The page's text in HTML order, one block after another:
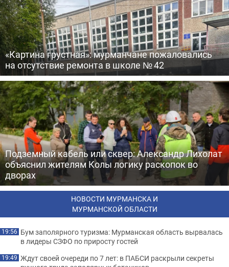
«Картина грустная»: мурманчане пожаловались
на отсутствие ремонта в школе № 42
Подземный кабель или сквер: Александр Лихолат
объяснил жителям Колы логику раскопок во
дворах
НОВОСТИ МУРМАНСКА И
МУРМАНСКОЙ ОБЛАСТИ
19:56 Бум заполярного туризма: Мурманская область вырвалась
в лидеры СЗФО по приросту гостей
19:49 Ждут своей очереди по 7 лет: в ПАБСИ раскрыли секреты